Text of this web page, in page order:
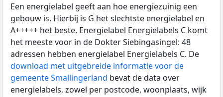
Een energielabel geeft aan hoe energiezuinig een
gebouw is. Hierbij is G het slechtste energielabel en
A+++++ het beste. Energielabel Energielabels C komt
het meeste voor in de Dokter Siebingasingel: 48
adressen hebben energielabel Energielabels C. De
download met uitgebreide informatie voor de
gemeente Smallingerland bevat de data over
energielabels, zowel per postcode, woonplaats, wijk